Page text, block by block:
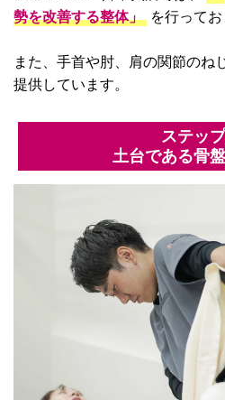
勢を改善する整体」 を行ってお
また、手首や肘、肩の関節のね
提供しています。
ステッ
土台である骨